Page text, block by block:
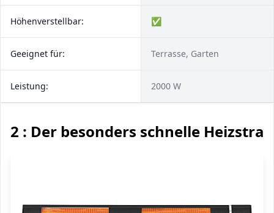
Höhenverstellbar: ✅
Geeignet für: Terrasse, Garten
Leistung: 2000 W
2 : Der besonders schnelle